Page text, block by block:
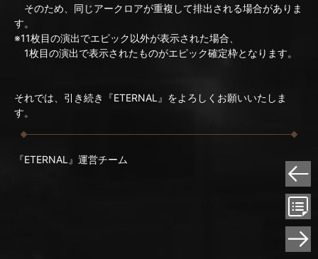
そのため、同じアークロアが重複して排出される場合がありま
す。
※11枚目の演出でエピック以外が表示された場合、
1枚目の演出で表示されたものがエピック確定枠となります。
それでは、引き続き『ETERNAL』をよろしくお願いいたしま
す。
『ETERNAL』運営チーム